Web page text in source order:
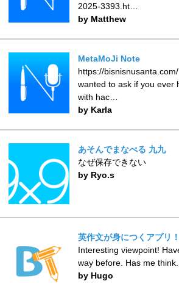
2025-3393.ht…
by Matthew
MetaMoJi Note
https://
wanted to ask if you ever
with hac…
by Karla
あそんでまなべる 九九
なぜ保存できない
by Ryo.s
英作文が身につくアプリ
Interesting viewpoint!
way before. Has me
by Hugo